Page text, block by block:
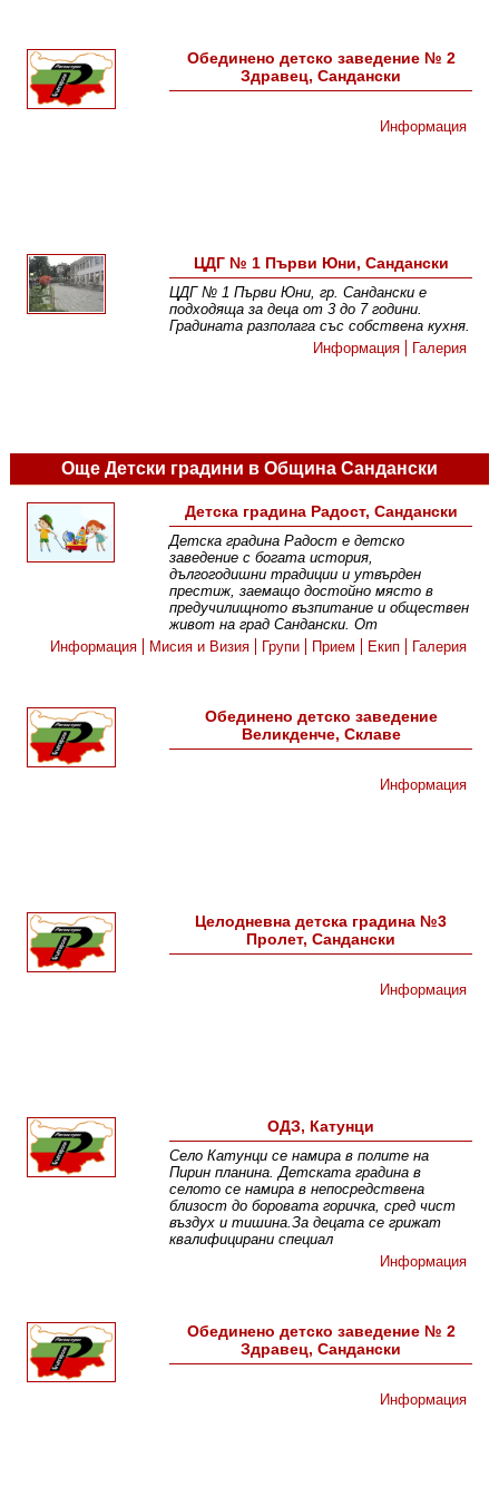
Обединено детско заведение № 2
Здравец, Сандански
Информация
ЦДГ № 1 Първи Юни, Сандански
ЦДГ № 1 Първи Юни , гр. Сандански е
подходяща за деца от 3 до 7 години.
Градината разполага със собствена кухня.
Информация
Галерия
Още Детски градини в Община Сандански
Детска градина Радост, Сандански
Детска градина Радост e детско
заведение с богата история,
дългогодишни традиции и утвърден
престиж, заемащо достойно място в
предучилищното възпитание и обществен
живот на град Сандански. От
Информация
Мисия и Визия Групи Прием Екип Галерия
Обединено детско заведение
Великденче, Склаве
Информация
Целодневна детска градина №3
Пролет, Сандански
Информация
ОДЗ, Катунци
Село Катунци се намира в полите на
Пирин планина. Детската градина в
селото се намира в непосредствена
близост до боровата горичка, сред чист
въздух и тишина.За децата се грижат
квалифицирани специал
Информация
Обединено детско заведение № 2
Здравец, Сандански
Информация